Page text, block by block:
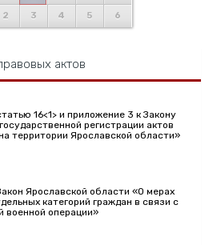
2 3 4 5 6
актов
16<1> и приложение 3 к Закону
регистрации актов
территории Ярославской области»
Ярославской области «О мерах
категорий граждан в связи с
военной операции»